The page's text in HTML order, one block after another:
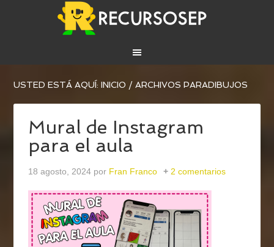
USTED ESTÁ AQUÍ:INICIO / ARCHIVOS PARADIBUJOS
Mural de Instagram
para el aula
18 agosto, 2024 por Fran Franco 2 comentarios